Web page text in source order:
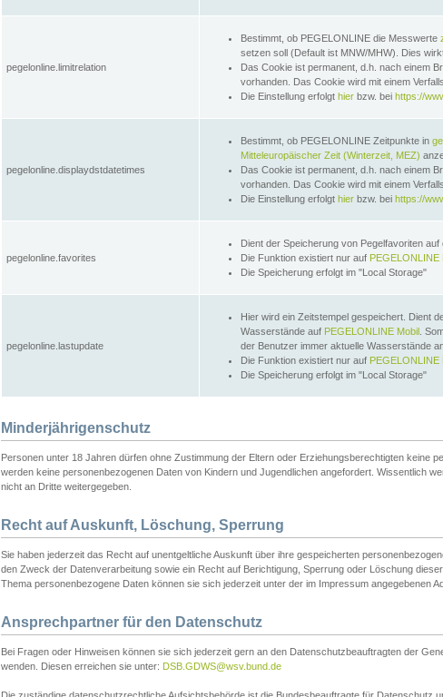
pegelonline.limitrelation
Bestimmt, ob PEGELONLINE die Messwerte
setzen soll (Default ist MNW/MHW). Dies
Das Cookie ist permanent, d.h. nach einem
vorhanden. Das Cookie wird mit einem
Die Einstellung erfolgt hier bzw. bei https://
pegelonline.displaydstdatetimes
Bestimmt, ob PEGELONLINE Zeitpunkte in
Mitteleuropäischer Zeit (Winterzeit, MEZ)
Das Cookie ist permanent, d.h. nach einem
vorhanden. Das Cookie wird mit einem
Die Einstellung erfolgt hier bzw. bei https://
pegelonline.favorites
Dient der Speicherung von Pegelfavoriten
Die Funktion existiert nur auf PEGELONLINE
Die Speicherung erfolgt im "Local Storage"
pegelonline.lastupdate
Hier wird ein Zeitstempel gespeichert. Dient
Wasserstände auf PEGELONLINE Mobil .
der Benutzer immer aktuelle Wasserstände
Die Funktion existiert nur auf PEGELONLINE
Die Speicherung erfolgt im "Local Storage"
Minderjährigenschutz
Personen unter 18 Jahren dürfen ohne Zustimmung der Eltern oder Erziehungsberechtigten keine
werden keine personenbezogenen Daten von Kindern und Jugendlichen angefordert. Wissentlich
nicht an Dritte weitergegeben.
Recht auf Auskunft, Löschung, Sperrung
Sie haben jederzeit das Recht auf unentgeltliche Auskunft über ihre gespeicherten
den Zweck der Datenverarbeitung sowie ein Recht auf Berichtigung, Sperrung oder Löschung
Thema personenbezogene Daten können sie sich jederzeit unter der im Impressum angegebenen
Ansprechpartner für den Datenschutz
Bei Fragen oder Hinweisen können sie sich jederzeit gern an den Datenschutzbeauftragten der
wenden. Diesen erreichen sie unter: DSB.GDWS@wsv.bund.de